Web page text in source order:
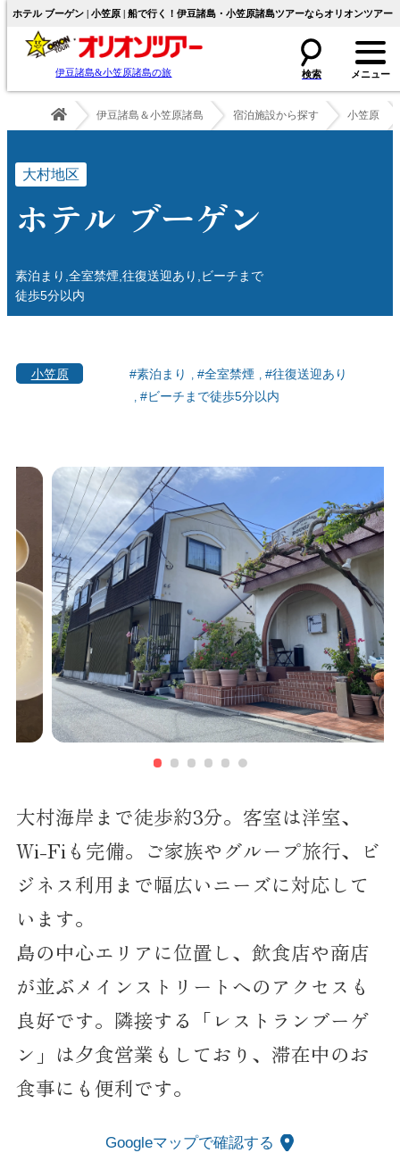
ホテル ブーゲン | 小笠原 | 船で行く！伊豆諸島・小笠原諸島ツアーならオリオンツアー
伊豆諸島&小笠原諸島の旅
伊豆諸島＆小笠原諸島 宿泊施設から探す 小笠原
大村地区
ホテル ブーゲン
素泊まり,全室禁煙,往復送迎あり,ビーチまで
徒歩5分以内
小笠原 #素泊まり #全室禁煙
#往復送迎あり
#ビーチまで徒歩5分以内
大村海岸まで徒歩約3分。客室は洋室、
Wi-Fiも完備。ご家族やグループ旅行、ビ
ジネス利用まで幅広いニーズに対応して
います。
島の中心エリアに位置し、飲食店や商店
が並ぶメインストリートへのアクセスも
良好です。隣接する「レストランブーゲ
ン」は夕食営業もしており、滞在中のお
食事にも便利です。
Googleマップで確認する